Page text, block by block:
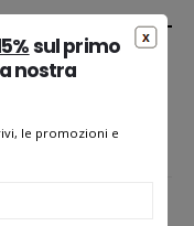
sul primo
nostra
le promozioni e